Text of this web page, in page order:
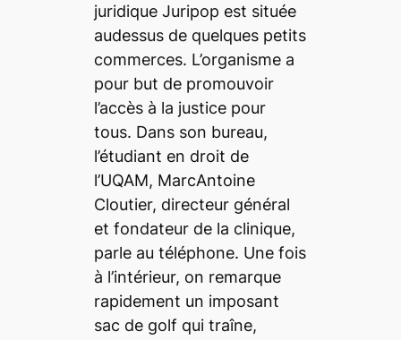
juridique Juripop est située
audessus de quelques petits
commerces. L’organisme a
pour but de promouvoir
l’accès à la justice pour
tous. Dans son bureau,
l’étudiant en droit de
l’UQAM, MarcAntoine
Cloutier, directeur général
et fondateur de la clinique,
parle au téléphone. Une fois
à l’intérieur, on remarque
rapidement un imposant
sac de golf qui traîne,